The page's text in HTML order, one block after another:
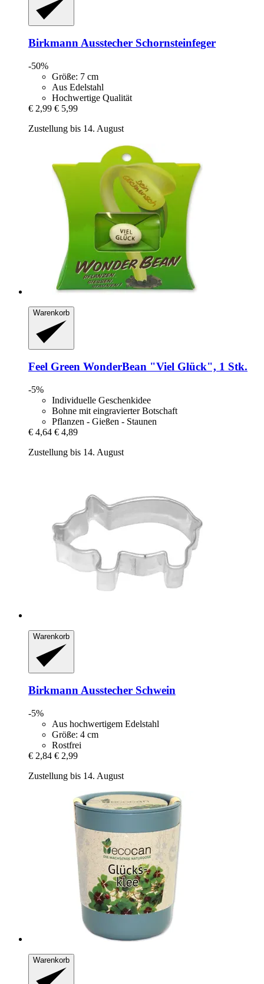
BirkmannAusstecher Schornsteinfeger
-50%
Größe: 7 cm
Aus Edelstahl
Hochwertige Qualität
€ 2,99 € 5,99
Zustellung bis 14. August
Warenkorb
Feel Green WonderBean "Viel Glück", 1 Stk.
-5%
Individuelle Geschenkidee
Bohne mit eingravierter Botschaft
Pflanzen - Gießen - Staunen
€ 4,64 € 4,89
Zustellung bis 14. August
Warenkorb
BirkmannAusstecher Schwein
-5%
Aus hochwertigem Edelstahl
Größe: 4 cm
Rostfrei
€ 2,84 € 2,99
Zustellung bis 14. August
Warenkorb